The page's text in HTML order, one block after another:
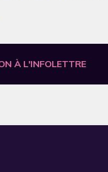
À L'INFOLETTRE